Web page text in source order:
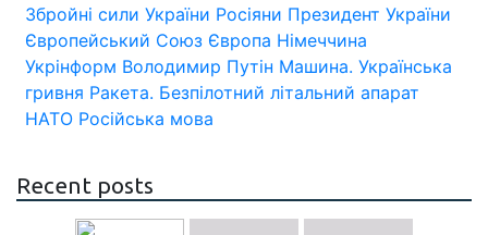
Збройні сили України Росіяни Президент України
Європейський Союз Європа Німеччина
Укрінформ Володимир Путін Машина. Українська
гривня Ракета. Безпілотний літальний апарат
НАТО Російська мова
Recent posts